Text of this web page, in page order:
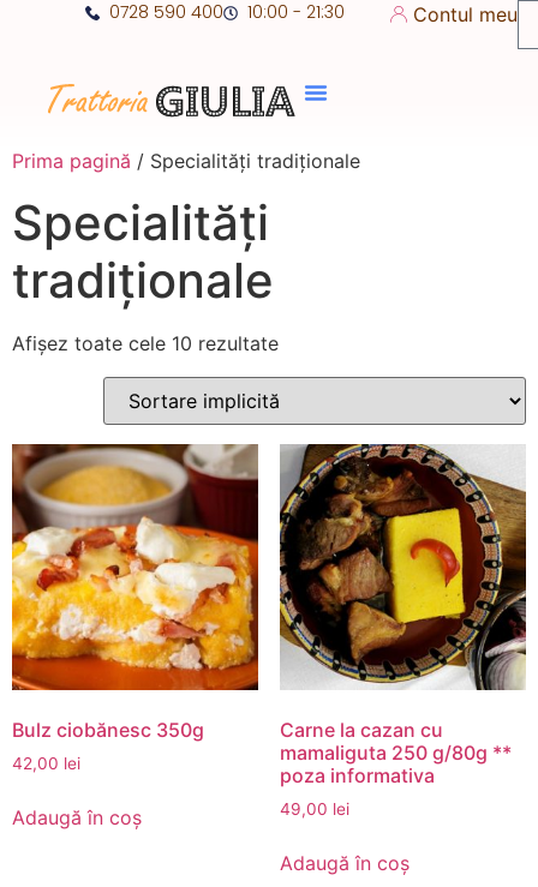
0728 590 400 10:00 - 21:30 Contul meu
Prima pagină / Specialități tradiționale
Specialități
tradiționale
Afișez toate cele 10 rezultate
Bulz ciobănesc 350g
42,00 lei
Adaugă în coș
Carne la cazan cu
mamaliguta 250 g/80g **
poza informativa
49,00 lei
Adaugă în coș